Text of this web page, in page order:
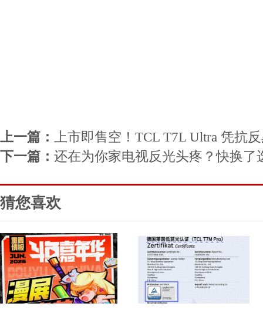
上一篇：
上市即售空！TCL T7L Ultra 凭抗
下一篇： 还在为你家电视反光头疼？快换了
猜您喜欢